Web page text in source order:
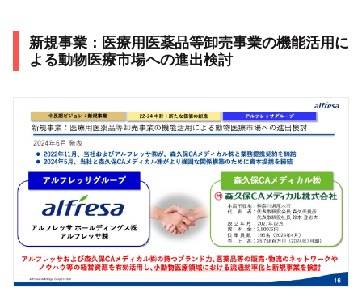
新規事業：医療用医薬品等卸売事業の機能活用に
よる動物医療市場への進出検討